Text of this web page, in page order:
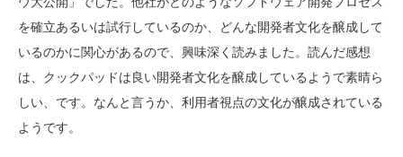
を確立あるいは試行しているのか、どんな開発者文化を醸成して
いるのかに関心があるので、興味深く読みました。読んだ感想
は、クックパッドは良い開発者文化を醸成しているようで素晴ら
しい、です。なんと言うか、利用者視点の文化が醸成されている
ようです。